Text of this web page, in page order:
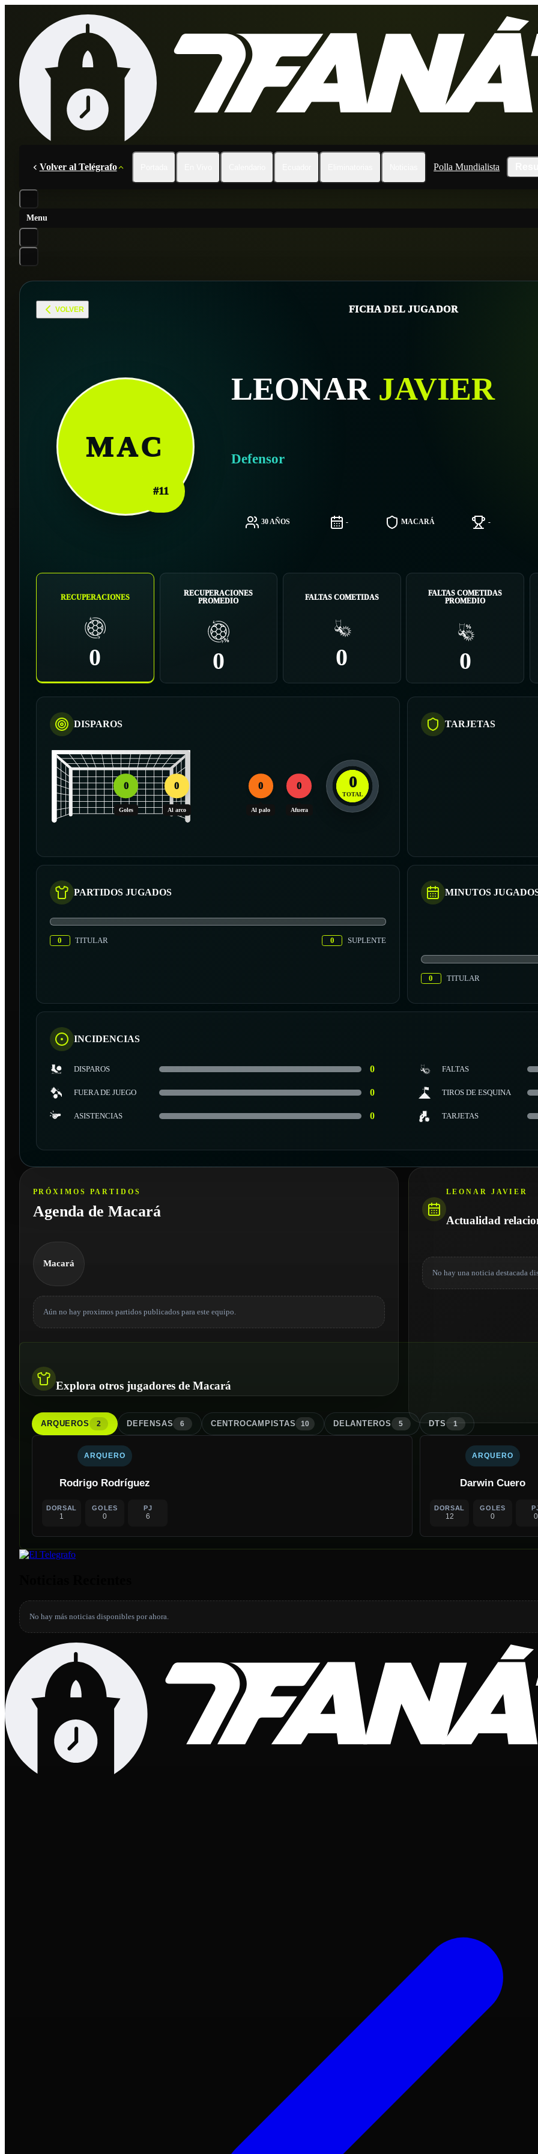
Volver al Telégrafo Polla Mundialista
Menu
VOLVER FICHA DEL JUGADOR
MAC
#11
LEONAR JAVIER
Defensor
30 AÑOS - MACARÁ -
RECUPERACIONES
0
RECUPERACIONES
PROMEDIO
0
FALTAS COMETIDAS
0
FALTAS COMETIDAS
PROMEDIO
0
DISPAROS
0
Goles
0
Al arco
0
Al palo
0
Afuera
0
TOTAL
TARJETAS
PARTIDOS JUGADOS
0 TITULAR 0 SUPLENTE
MINUTOS
0 TITULAR
INCIDENCIAS
DISPAROS 0 FALTAS
FUERA DE JUEGO 0 TIROS DE ESQUINA
ASISTENCIAS 0 TARJETAS
PRÓXIMOS PARTIDOS
Agenda de Macará
Macará
Aún no hay proximos partidos publicados para este equipo.
LEONAR JAVIER
Actualidad
No hay una noticia destacada
Explora otros jugadores de Macará
ARQUEROS 2 DEFENSAS 6 CENTROCAMPISTAS 10 DELANTEROS 5 DTS 1
ARQUERO
Rodrigo Rodríguez
DORSAL
1
GOLES
0
PJ
6
ARQUERO
Darwin Cuero
DORSAL
12
GOLES
0 0
No hay más noticias disponibles por ahora.